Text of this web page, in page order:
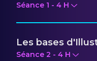
Séance 1 - 4 H
Les bases
Séance 2 - 4 H